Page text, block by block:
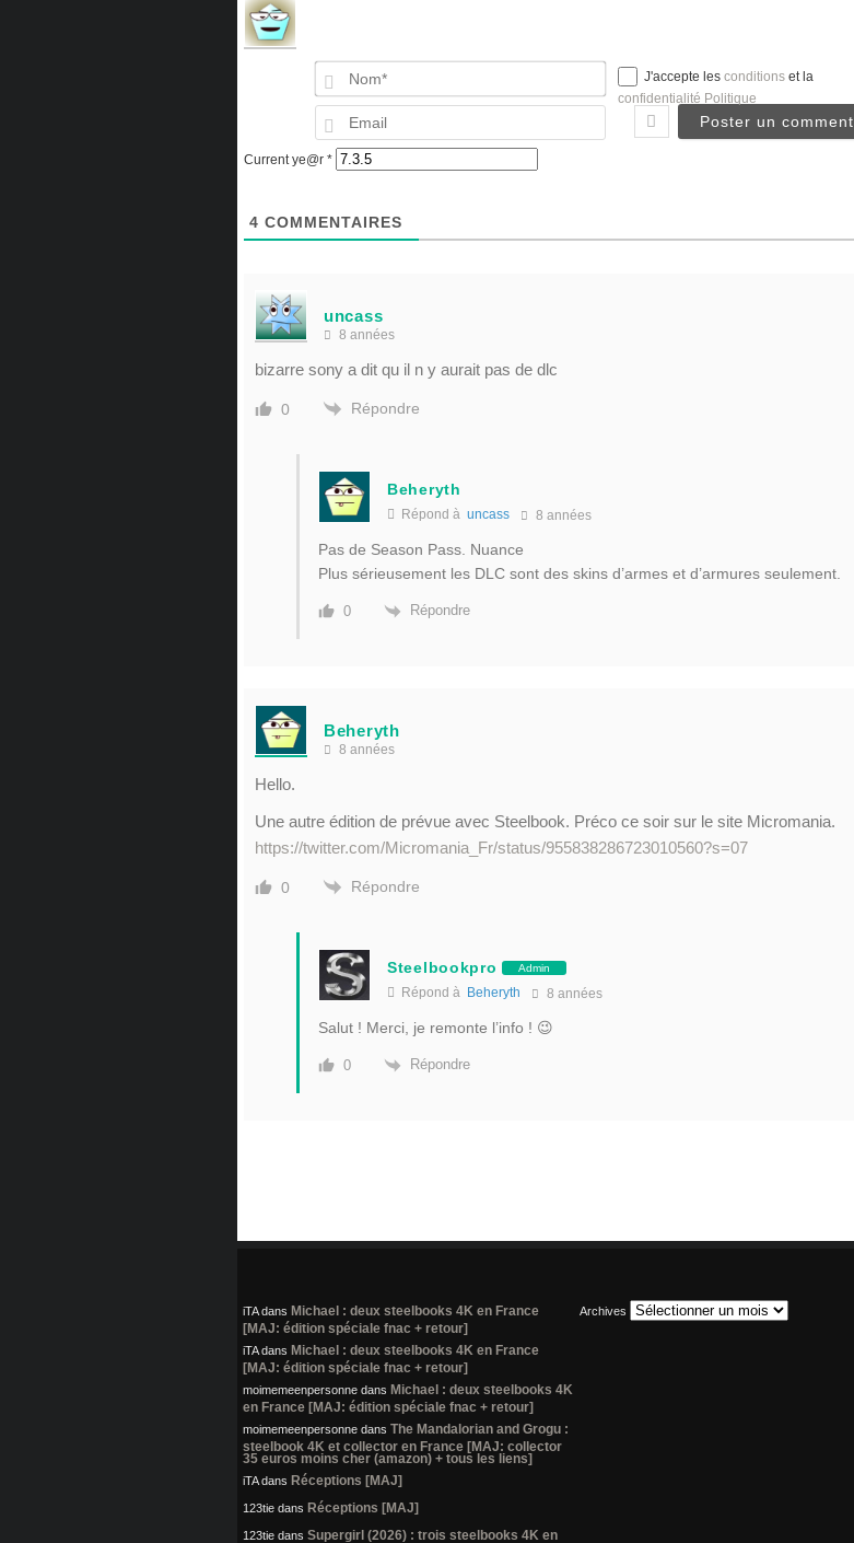
Nom*
J'accepte les conditions et la
confidentialité Politique
Current ye@r *
4 COMMENTAIRES
uncass
8 années
bizarre sony a dit qu il n y aurait pas de dlc
0 Répondre
Beheryth
Répond à uncass 8 années
Pas de Season Pass. Nuance
Plus sérieusement les DLC sont des skins d’armes et d’armures seulement.
0 Répondre
Beheryth
8 années
Hello.
Une autre édition de prévue avec Steelbook. Préco ce soir sur le site Micromania.
https://twitter.com/Micromania_Fr/status/955838286723010560?s=07
0 Répondre
Steelbookpro Admin
Répond à Beheryth 8 années
Salut ! Merci, je remonte l’info ! 😉
0 Répondre
iTAdans Michael : deux steelbooks 4K en France
[MAJ: édition spéciale fnac + retour]
iTAdans Michael : deux steelbooks 4K en France
[MAJ: édition spéciale fnac + retour]
moimemeenpersonne dans Michael : deux steelbooks 4K
en France [MAJ: édition spéciale fnac + retour]
moimemeenpersonne dans The Mandalorian and Grogu :
steelbook 4K et collector en France [MAJ: collector
35 euros moins cher (amazon) + tous les liens]
iTAdans Réceptions [MAJ]
123tie dans Réceptions [MAJ]
123tie dans Supergirl (2026) : trois steelbooks 4K en
Archives